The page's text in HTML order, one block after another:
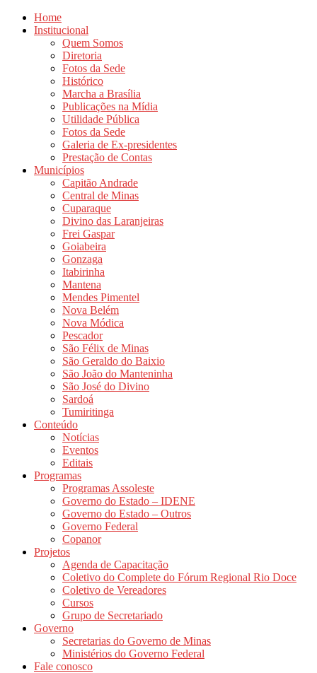
Home
Institucional
Quem Somos
Diretoria
Fotos da Sede
Histórico
Marcha a Brasília
Publicações na Mídia
Utilidade Pública
Fotos da Sede
Galeria de Ex-presidentes
Prestação de Contas
Municípios
Capitão Andrade
Central de Minas
Cuparaque
Divino das Laranjeiras
Frei Gaspar
Goiabeira
Gonzaga
Itabirinha
Mantena
Mendes Pimentel
Nova Belém
Nova Módica
Pescador
São Félix de Minas
São Geraldo do Baixio
São João do Manteninha
São José do Divino
Sardoá
Tumiritinga
Conteúdo
Notícias
Eventos
Editais
Programas
Programas Assoleste
Governo do Estado – IDENE
Governo do Estado – Outros
Governo Federal
Copanor
Projetos
Agenda de Capacitação
Coletivo do Complete do Fórum Regional Rio Doce
Coletivo de Vereadores
Cursos
Grupo de Secretariado
Governo
Secretarias do Governo de Minas
Ministérios do Governo Federal
Fale conosco